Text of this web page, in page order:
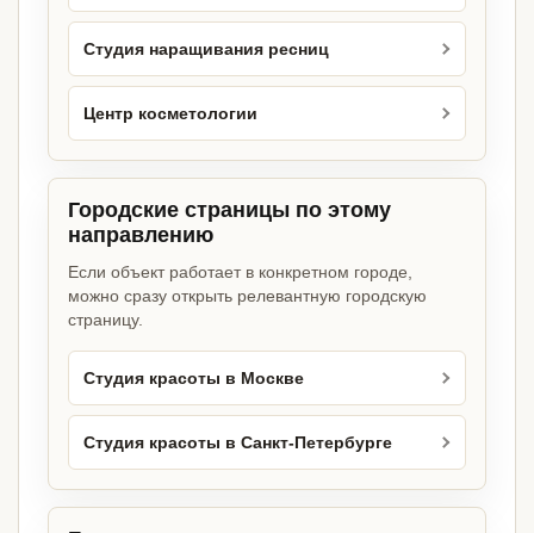
Студия наращивания ресниц
Центр косметологии
Городские страницы по этому
направлению
Если объект работает в конкретном городе,
можно сразу открыть релевантную городскую
страницу.
Студия красоты в Москве
Студия красоты в Санкт-Петербурге